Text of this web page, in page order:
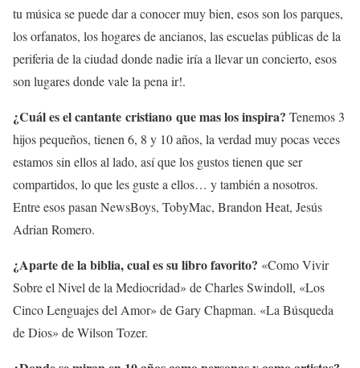
tu música se puede dar a conocer muy bien, esos son los parques,
los orfanatos, los hogares de ancianos, las escuelas públicas de la
periferia de la ciudad donde nadie iría a llevar un concierto, esos
son lugares donde vale la pena ir!.
¿Cuál es el cantante cristiano que mas los inspira? Tenemos 3
hijos pequeños, tienen 6, 8 y 10 años, la verdad muy pocas veces
estamos sin ellos al lado, así que los gustos tienen que ser
compartidos, lo que les guste a ellos… y también a nosotros.
Entre esos pasan NewsBoys, TobyMac, Brandon Heat, Jesús
Adrian Romero.
¿Aparte de la biblia, cual es su libro favorito? «Como Vivir
Sobre el Nivel de la Mediocridad» de Charles Swindoll, «Los
Cinco Lenguajes del Amor» de Gary Chapman. «La Búsqueda
de Dios» de Wilson Tozer.